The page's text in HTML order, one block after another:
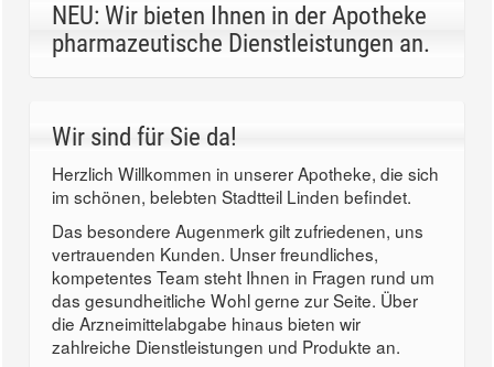
NEU: Wir bieten Ihnen in der Apotheke
pharmazeutische Dienstleistungen an.
Wir sind für Sie da!
Herzlich Willkommen in unserer Apotheke, die sich
im schönen, belebten Stadtteil Linden befindet.
Das besondere Augenmerk gilt zufriedenen, uns
vertrauenden Kunden. Unser freundliches,
kompetentes Team steht Ihnen in Fragen rund um
das gesundheitliche Wohl gerne zur Seite. Über
die Arzneimittelabgabe hinaus bieten wir
zahlreiche Dienstleistungen und Produkte an.